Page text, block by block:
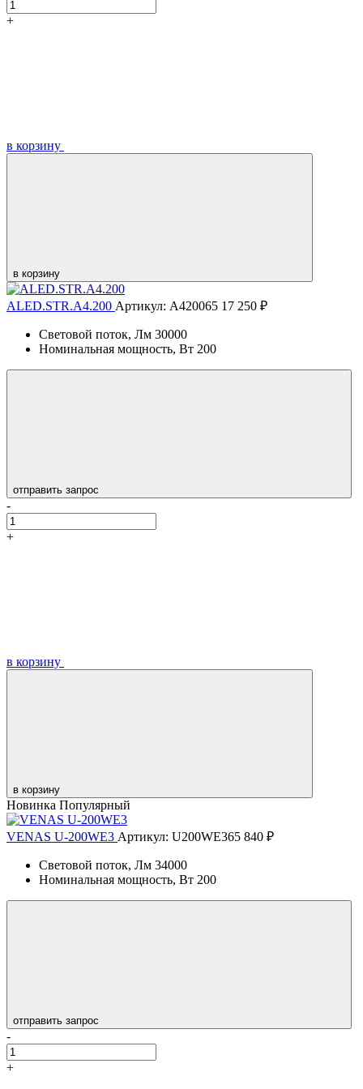
+
в корзину
в корзину
ALED.STR.A4.200 Артикул: А420065 17 250 ₽
Световой поток, Лм 30000
Номинальная мощность, Вт 200
отправить запрос
-
+
в корзину
в корзину
Новинка Популярный
VENAS U-200WE3 Артикул: U200WE365 840 ₽
Световой поток, Лм 34000
Номинальная мощность, Вт 200
отправить запрос
-
+